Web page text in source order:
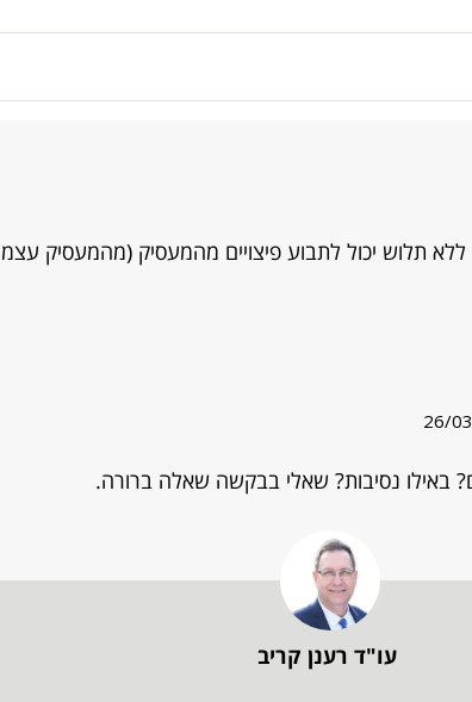
שעבד 20 שנה ללא תלוש יכול לתבוע פיצויים מהמעסיק (מהמעסיק
26/
באילו נסיבות? שאלי בבקשה שאלה ברורה.
עו"ד רענן קריב